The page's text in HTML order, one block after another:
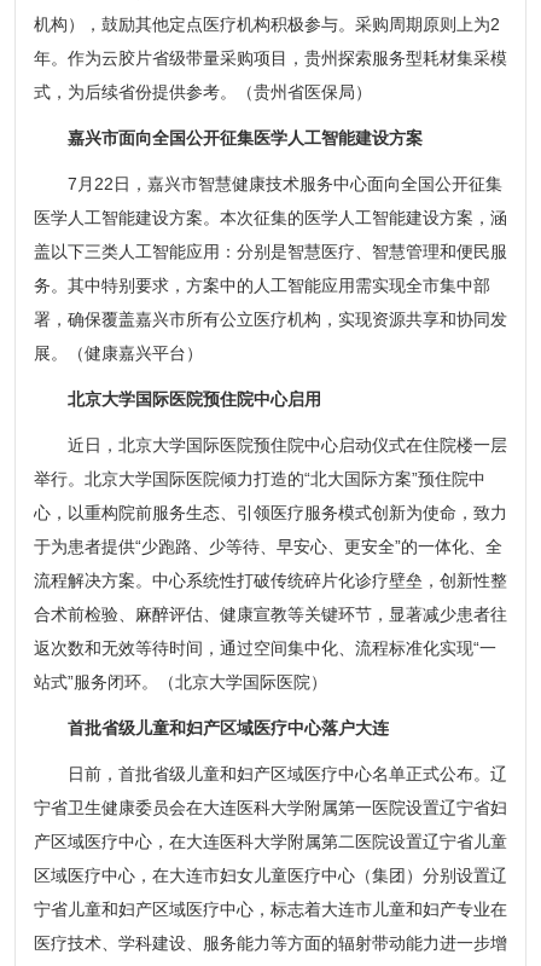
机构），鼓励其他定点医疗机构积极参与。采购周期原则上为2
年。作为云胶片省级带量采购项目，贵州探索服务型耗材集采模
式，为后续省份提供参考。（贵州省医保局）
嘉兴市面向全国公开征集医学人工智能建设方案
7月22日，嘉兴市智慧健康技术服务中心面向全国公开征集
医学人工智能建设方案。本次征集的医学人工智能建设方案，涵
盖以下三类人工智能应用：分别是智慧医疗、智慧管理和便民服
务。其中特别要求，方案中的人工智能应用需实现全市集中部
署，确保覆盖嘉兴市所有公立医疗机构，实现资源共享和协同发
展。（健康嘉兴平台）
北京大学国际医院预住院中心启用
近日，北京大学国际医院预住院中心启动仪式在住院楼一层
举行。北京大学国际医院倾力打造的“北大国际方案”预住院中
心，以重构院前服务生态、引领医疗服务模式创新为使命，致力
于为患者提供“少跑路、少等待、早安心、更安全”的一体化、全
流程解决方案。中心系统性打破传统碎片化诊疗壁垒，创新性整
合术前检验、麻醉评估、健康宣教等关键环节，显著减少患者往
返次数和无效等待时间，通过空间集中化、流程标准化实现“一
站式”服务闭环。（北京大学国际医院）
首批省级儿童和妇产区域医疗中心落户大连
日前，首批省级儿童和妇产区域医疗中心名单正式公布。辽
宁省卫生健康委员会在大连医科大学附属第一医院设置辽宁省妇
产区域医疗中心，在大连医科大学附属第二医院设置辽宁省儿童
区域医疗中心，在大连市妇女儿童医疗中心（集团）分别设置辽
宁省儿童和妇产区域医疗中心，标志着大连市儿童和妇产专业在
医疗技术、学科建设、服务能力等方面的辐射带动能力进一步增